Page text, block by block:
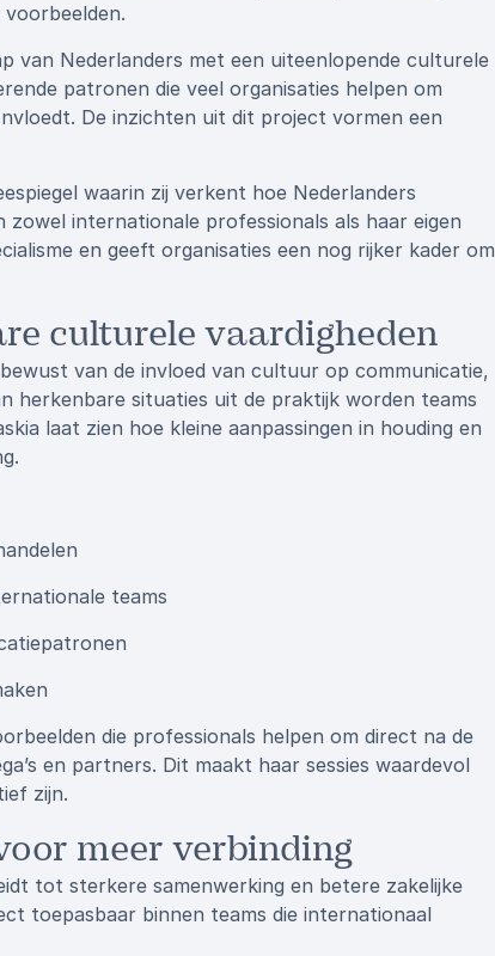
Nederlanders met een uiteenlopende culturele
patronen die veel organisaties helpen om
De inzichten uit dit project vormen een
waarin zij verkent hoe Nederlanders
internationale professionals als haar eigen
en geeft organisaties een nog rijker kader om
culturele vaardigheden
van de invloed van cultuur op communicatie,
herkenbare situaties uit de praktijk worden teams
laat zien hoe kleine aanpassingen in houding en
teams
die professionals helpen om direct na de
en partners. Dit maakt haar sessies waardevol
zijn.
meer verbinding
tot sterkere samenwerking en betere zakelijke
toepasbaar binnen teams die internationaal